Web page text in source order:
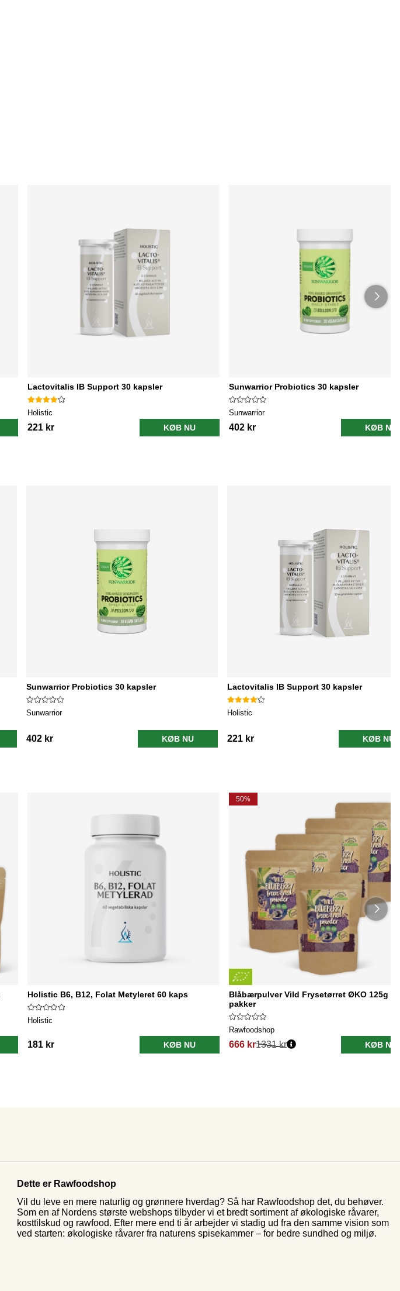
Lactovitalis IB Support 30 kapsler
Holistic
221 kr KØB NU
Sunwarrior Probiotics 30 kapsler
Sunwarrior
402 kr KØB NU
Sunwarrior Probiotics 30 kapsler
Sunwarrior
402 kr KØB NU
Lactovitalis IB Support 30 kapsler
Holistic
221 kr KØB NU
Holistic B6, B12, Folat Metyleret 60 kaps
Holistic
181 kr KØB NU
50%
Blåbærpulver Vild Frysetørret ØKO 125g x
pakker
Rawfoodshop
666 kr1331 kr KØB NU
Dette er Rawfoodshop
Vil du leve en mere naturlig og grønnere hverdag? Så har Rawfoodshop det, du behøver.
Som en af Nordens største webshops tilbyder vi et bredt sortiment af økologiske råvarer,
kosttilskud og rawfood. Efter mere end ti år arbejder vi stadig ud fra den samme vision som
ved starten: økologiske råvarer fra naturens spisekammer – for bedre sundhed og miljø.